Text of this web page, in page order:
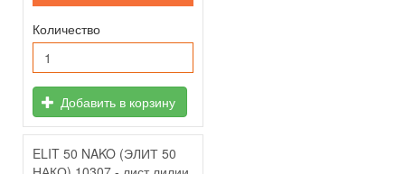
Количество
Добавить в корзину
ELIT 50 NAKO (ЭЛИТ 50